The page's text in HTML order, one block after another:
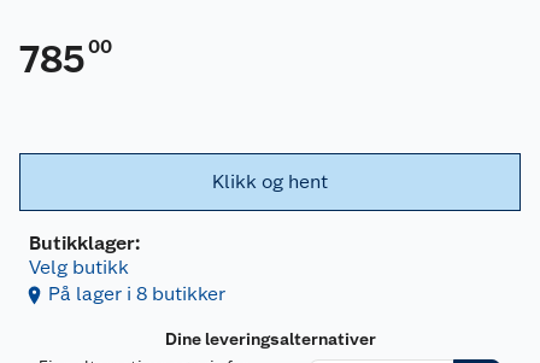
78500
Klikk og hent
Butikklager:
Velg butikk
På lager i 8 butikker
Dine leveringsalternativer